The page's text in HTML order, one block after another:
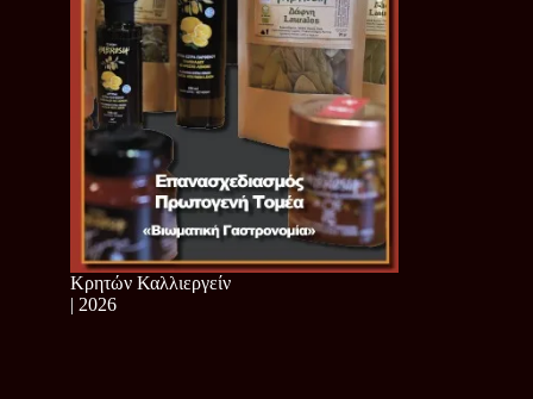
Κρητών Καλλιεργείν
| 2026